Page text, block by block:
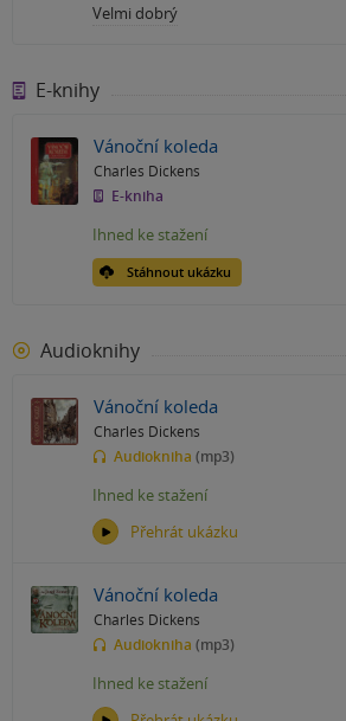
Velmi dobrý
E-knihy
Vánoční koleda
Charles Dickens
E-kniha
Stáhnout ukázku
Ihned ke stažení
Audioknihy
Vánoční koleda
Charles Dickens
Audiokniha (mp3)
Přehrát ukázku
Ihned ke stažení
Vánoční koleda
Charles Dickens
Audiokniha (mp3)
Ihned ke stažení